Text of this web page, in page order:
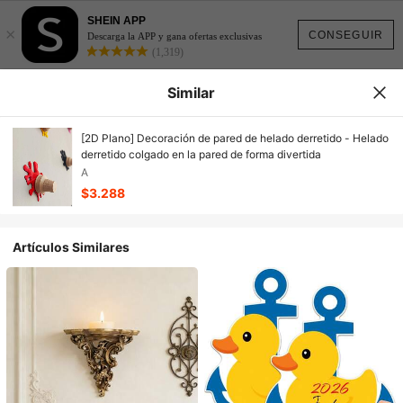
CONSEGUIR
×
SHEIN APP
Descarga la APP y gana ofertas exclusivas
(1,319)
Similar
[2D Plano] Decoración de pared de helado derretido - Helado
derretido colgado en la pared de forma divertida
A
$3.288
Artículos Similares